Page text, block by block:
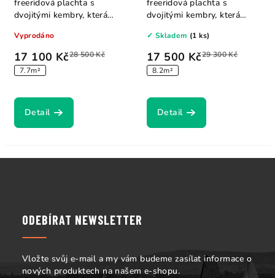
17 100 Kč28 500 Kč
7.7m²
Vyprodáno
Detail
freeridová plachta s
dvojitými kembry, která
17 500 Kč29 300 Kč
8.2m²
✓ Skladem (1 ks)
Detail
freeridová plachta s
dvojitými kembry, která
ODEBÍRAT NEWSLETTER
Vložte svůj e-mail a my vám budeme zasílat informace o
nových produktech na našem e-shopu.